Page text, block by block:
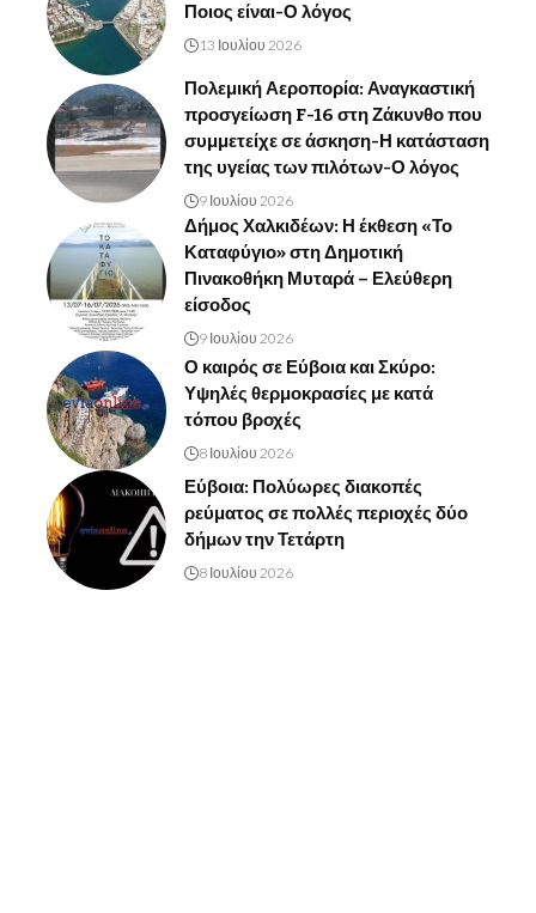
Ποιος είναι-Ο λόγος
13 Ιουλίου 2026
Πολεμική Αεροπορία: Αναγκαστική
προσγείωση F-16 στη Ζάκυνθο που
συμμετείχε σε άσκηση-Η κατάσταση
της υγείας των πιλότων-Ο λόγος
9 Ιουλίου 2026
Δήμος Χαλκιδέων: Η έκθεση «Το
Καταφύγιο» στη Δημοτική
Πινακοθήκη Μυταρά – Ελεύθερη
είσοδος
9 Ιουλίου 2026
Ο καιρός σε Εύβοια και Σκύρο:
Υψηλές θερμοκρασίες με κατά
τόπου βροχές
8 Ιουλίου 2026
Εύβοια: Πολύωρες διακοπές
ρεύματος σε πολλές περιοχές δύο
δήμων την Τετάρτη
8 Ιουλίου 2026